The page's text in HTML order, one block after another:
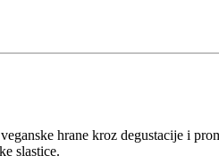
hrane kroz degustacije i
slastice.